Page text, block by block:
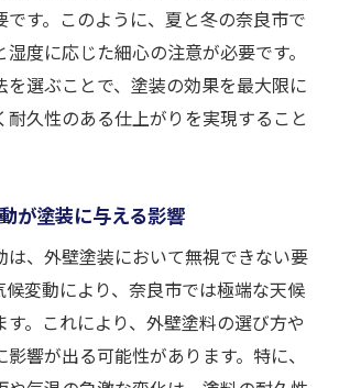
を考慮した外壁塗装の提案
壁塗装で奈良市の住まいを守る
供する高品質な塗装サービス
装のプロが使用する最新技術
る施工で外壁の寿命を延ばす
のプロの外壁塗装成功事例
術で住まいの価値を高める
です。このように、夏と冬の奈良市で
度に応じた細心の注意が必要です。
を選ぶことで、塗装の効果を最大限に
耐久性のある仕上がりを実現すること
が塗装に与える影響
は、外壁塗装において無視できない要
候変動により、奈良市では極端な天候
。これにより、外壁塗料の選び方や
響が出る可能性があります。特に、